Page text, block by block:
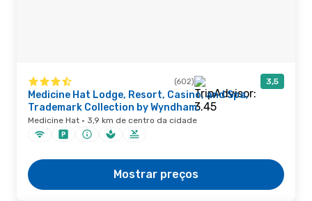
(602) 3,5
Medicine Hat Lodge, Resort, Casino, and Spa,
Trademark Collection by Wyndham.
Medicine Hat · 3,9 km de centro da cidade
Mostrar preços